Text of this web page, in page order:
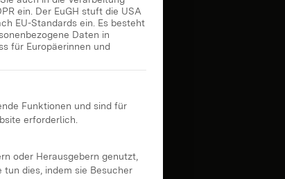
in
können
ein. Der EuGH stuft die USA
EU-Standards ein. Es besteht
Daten in
für Europäerinnen und
die eine Einwilligung erteilt werden kann. Die erste
Funktionen und sind für
erforderlich.
oder Herausgebern genutzt,
tun dies, indem sie Besucher